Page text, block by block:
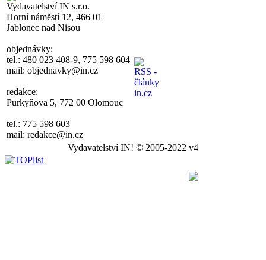
Vydavatelství IN s.r.o.
Horní náměstí 12, 466 01
Jablonec nad Nisou
objednávky:
tel.: 480 023 408-9, 775 598 604
mail: objednavky@in.cz
redakce:
Purkyňova 5, 772 00 Olomouc
tel.: 775 598 603
mail: redakce@in.cz
Vydavatelství IN! © 2005-2022 v4